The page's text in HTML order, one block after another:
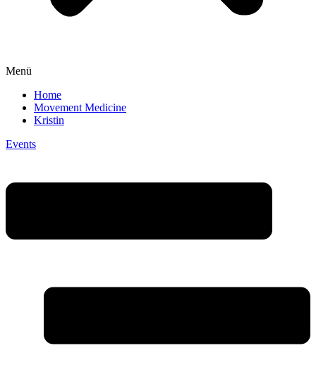
Menü
Home
Movement Medicine
Kristin
Events